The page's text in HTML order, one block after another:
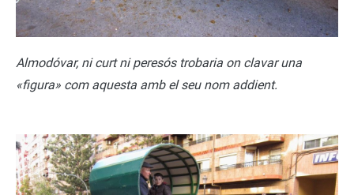
Almodóvar, ni curt ni peresós trobaria on clavar una
«figura» com aquesta amb el seu nom addient.